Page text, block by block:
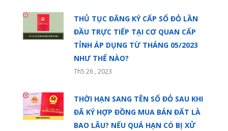
THỦ TỤC ĐĂNG KÝ CẤP SỔ ĐỎ LẦN
ĐẦU TRỰC TIẾP TẠI CƠ QUAN CẤP
TỈNH ÁP DỤNG TỪ THÁNG 05/2023
NHƯ THẾ NÀO?
Th5 26 , 2023
THỜI HẠN SANG TÊN SỔ ĐỎ SAU KHI
ĐÃ KÝ HỢP ĐỒNG MUA BÁN ĐẤT LÀ
BAO LÂU? NẾU QUÁ HẠN CÓ BỊ XỬ